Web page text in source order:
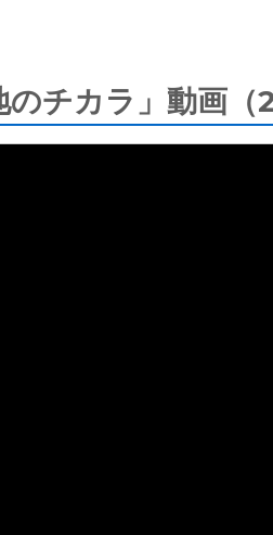
のチカラ」動画（